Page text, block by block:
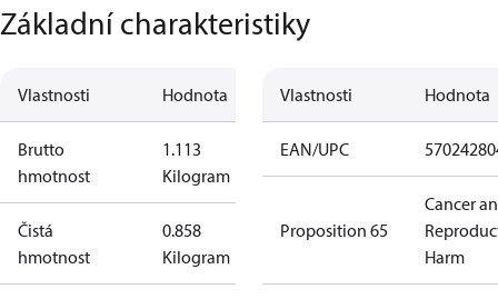
Základní charakteristiky
Vlastnosti Hodnota
Brutto
hmotnost
1.113
Kilogram
Čistá
hmotnost
0.858
Kilogram
Vlastnosti Hodnota
EAN/UPC
Proposition 65
Cancer
Harm